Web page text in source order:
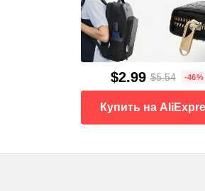
$2.99 $5.54 -46%
Купить на